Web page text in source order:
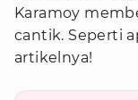
Karamoy
cantik. Seperti
artikelnya!